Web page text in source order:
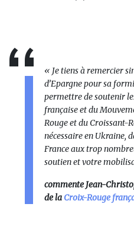
« Je tiens à remercier
d’Epargne pour sa
permettre de soutenir
française et du
Rouge et du Croissant-
nécessaire en Ukraine,
France aux trop
soutien et votre
commente Jean-
de la Croix-Rouge